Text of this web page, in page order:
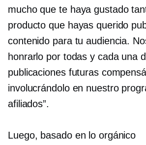
mucho que te haya gustado
producto que hayas querido
contenido para tu audiencia.
honrarlo por todas y cada una
publicaciones futuras
involucrándolo en nuestro
afiliados”.
Luego, basado en lo orgánico